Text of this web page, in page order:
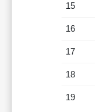
15
16
17
18
19